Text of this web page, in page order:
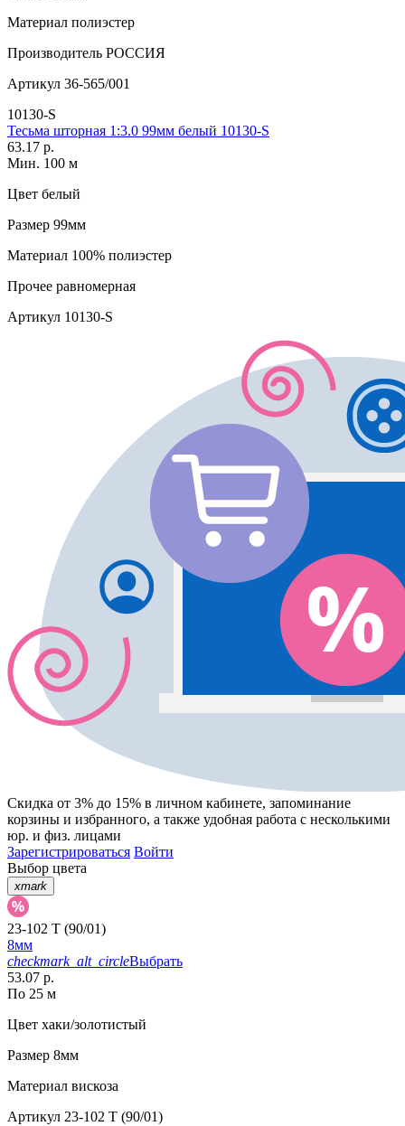
Материал полиэстер
Производитель РОССИЯ
Артикул 36-565/001
10130-S
Тесьма шторная 1:3.0 99мм белый 10130-S
63.17 р.
Мин. 100 м
Цвет белый
Размер 99мм
Материал 100% полиэстер
Прочее равномерная
Артикул 10130-S
Скидка от 3% до 15% в личном кабинете, запоминание
корзины и избранного, а также удобная работа с несколькими
юр. и физ. лицами
Зарегистрироваться Войти
Выбор цвета
xmark
23-102 T (90/01)
8мм
checkmark_alt_circleВыбрать
53.07 р.
По 25 м
Цвет хаки/золотистый
Размер 8мм
Материал вискоза
Артикул 23-102 T (90/01)